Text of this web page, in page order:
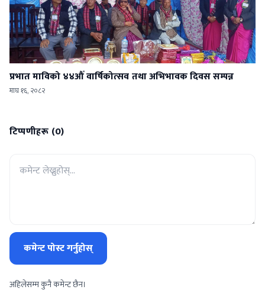
प्रभात माविको ४४औँ वार्षिकोत्सव तथा अभिभावक दिवस सम्पन्न
माघ १६, २०८२
टिप्पणीहरू (0)
कमेन्ट पोस्ट गर्नुहोस्
अहिलेसम्म कुनै कमेन्ट छैन।